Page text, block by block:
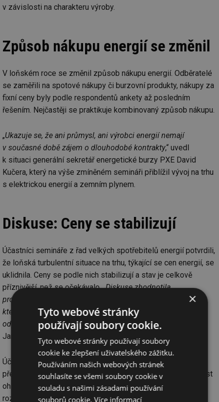
v závislosti na charakteru výroby.
Způsob nákupu energií se změnil
V loňském roce se změnil způsob nákupu energií. Odběratelé
se zaměřili na spotové nákupy či burzovní produkty, nákupy za
fixní ceny byly podle respondentů ankety až posledním
řešením. Nejčastěji se praktikuje kombinovaný způsob nákupu.
„Ukazuje se, že ani průmysl, ani výrobci energií nemají
v současné době zájem o dlouhodobé kontrakty,“ uvedl
k situaci generální sekretář energetické burzy PXE David
Kučera, který na výše zmíněném semináři přiblížil vývoj na trhu
s elektrickou energií a zemním plynem.
Diskuse: Ceny se stabilizují
Účastníci semináře z řad velkých spotřebitelů energií potvrdili,
že loňská turbulentní situace na trhu, týkající se cen energií, se
uklidnila. Ceny se podle nich stabilizují a stav je celkově
příznivější, než se očekávalo. „Diskuse zhodnotila
problematiku související se zabezpečením dodávek plynu,
která je mnohem pozitivnější, než jsme vloni čekali. Tomu
odpovídají ceny a jejich vývoj,“ prohlásil předseda SVSE
Jaromír Vorel.
Účastníci akce se shodli na tom, že ceny energií jsou lépe
předvídatelné než v loňském roce. Poukázali ale na nejasnost
ohledně další podpory spotřebitelů z prostředků státního
rozpočtu.
×
Tyto webové stránky
používají soubory cookie.
Tyto webové stránky používají soubory
cookie ke zlepšení uživatelského zážitku.
Používáním našich webových stránek
souhlasíte se všemi soubory cookie v
souladu s našimi zásadami používání
souborů cookie.Více informací